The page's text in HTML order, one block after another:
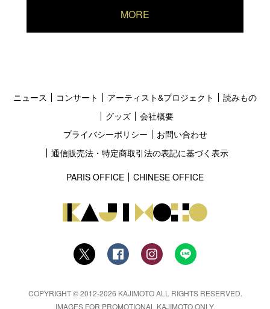
MORE
ニュース コンサート アーティスト&プロジェクト
読みもの
グッズ
会社概要
プライバシーポリシー
お問い合わせ
通信販売法・特定商取引法の表記に基づく表示
PARIS OFFICE
CHINESE OFFICE
COPYRIGHT © 2012-2026 KAJIMOTO ALL RIGHTS RESERVED.
IMAGES FOR PROMOTIONAL KAJIMOTO ONLY.